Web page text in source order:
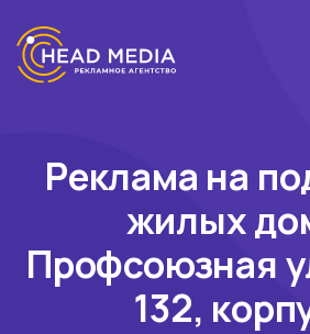
Реклама на
жилых
Профсоюзная
132,